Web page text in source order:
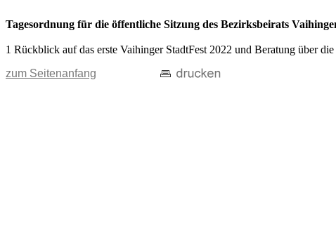
Tagesordnung für die öffentliche Sitzung des Bezirksbeirats
1 Rückblick auf das erste Vaihinger StadtFest 2022 und Beratung über
zum Seitenanfang